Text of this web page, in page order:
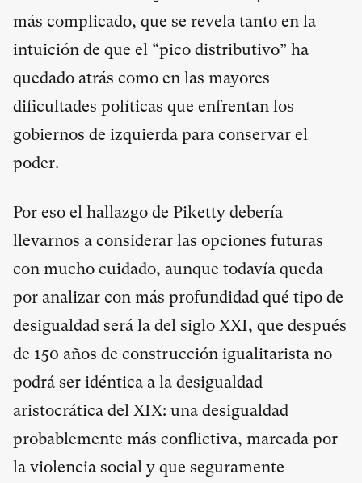
más complicado, que se revela tanto en la
intuición de que el “pico distributivo” ha
quedado atrás como en las mayores
dificultades políticas que enfrentan los
gobiernos de izquierda para conservar el
poder.
Por eso el hallazgo de Piketty debería
llevarnos a considerar las opciones futuras
con mucho cuidado, aunque todavía queda
por analizar con más profundidad qué tipo de
desigualdad será la del siglo XXI, que después
de 150 años de construcción igualitarista no
podrá ser idéntica a la desigualdad
aristocrática del XIX: una desigualdad
probablemente más conflictiva, marcada por
la violencia social y que seguramente